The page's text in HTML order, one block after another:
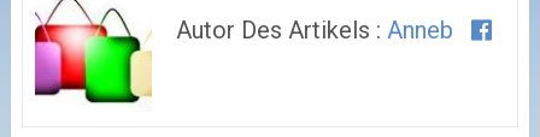
Autor Des Artikels :Anneb